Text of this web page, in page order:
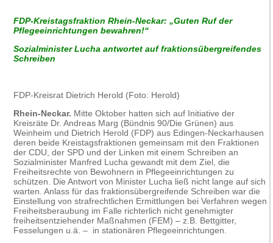
FDP-Kreistagsfraktion Rhein-Neckar: „Guten Ruf der
Pflegeeinrichtungen bewahren!“
Sozialminister Lucha antwortet auf fraktionsübergreifendes
Schreiben
FDP-Kreisrat Dietrich Herold (Foto: Herold)
Rhein-Neckar. Mitte Oktober hatten sich auf Initiative der
Kreisräte Dr. Andreas Marg (Bündnis 90/Die Grünen) aus
Weinheim und Dietrich Herold (FDP) aus Edingen-Neckarhausen
deren beide Kreistagsfraktionen gemeinsam mit den Fraktionen
der CDU, der SPD und der Linken mit einem Schreiben an
Sozialminister Manfred Lucha gewandt mit dem Ziel, die
Freiheitsrechte von Bewohnern in Pflegeeinrichtungen zu
schützen. Die Antwort von Minister Lucha ließ nicht lange auf sich
warten. Anlass für das fraktionsübergreifende Schreiben war die
Einstellung von strafrechtlichen Ermittlungen bei Verfahren wegen
Freiheitsberaubung im Falle richterlich nicht genehmigter
freiheitsentziehender Maßnahmen (FEM) – z.B. Bettgitter,
Fesselungen u.ä. – in stationären Pflegeeinrichtungen.